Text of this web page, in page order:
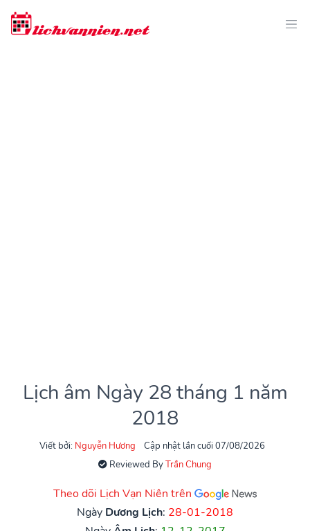
Lịch âm Ngày 28 tháng 1 năm
2018
Viết bởi: Nguyễn Hương
Cập nhật lần cuối 07/08/2026
Reviewed ByTrần Chung
Theo dõi Lịch Vạn Niên trên
Ngày Dương Lịch: 28-01-2018